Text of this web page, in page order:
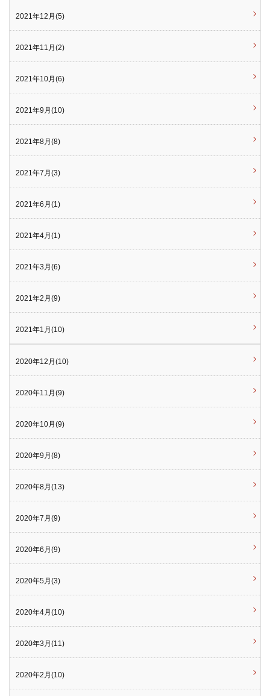
2021年12月(5)
2021年11月(2)
2021年10月(6)
2021年9月(10)
2021年8月(8)
2021年7月(3)
2021年6月(1)
2021年4月(1)
2021年3月(6)
2021年2月(9)
2021年1月(10)
2020年12月(10)
2020年11月(9)
2020年10月(9)
2020年9月(8)
2020年8月(13)
2020年7月(9)
2020年6月(9)
2020年5月(3)
2020年4月(10)
2020年3月(11)
2020年2月(10)